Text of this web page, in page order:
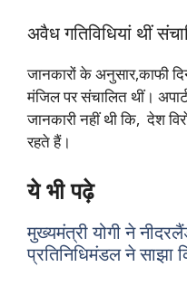
अवैध गतिविधियां थीं
जानकारों के अनुसार,काफी
मंजिल पर संचालित थीं।
जानकारी नहीं थी कि, देश
रहते हैं।
ये भी पढ़े
मुख्यमंत्री योगी ने
प्रतिनिधिमंडल ने